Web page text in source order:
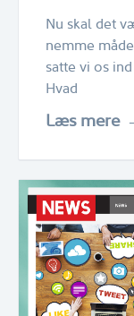
Nu skal det
nemme
satte vi os
Hvad
Læs mere